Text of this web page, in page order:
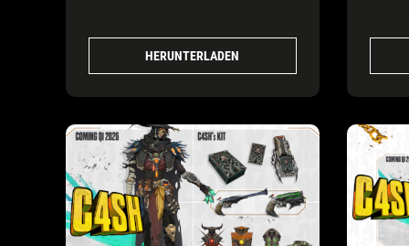
HERUNTERLADEN